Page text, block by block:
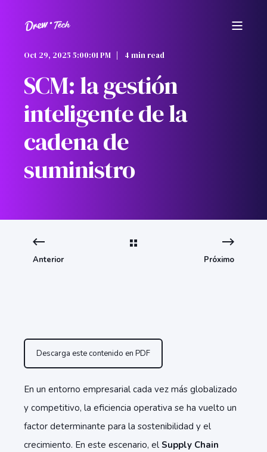
Oct 29, 2025 5:00:01 PM 4 min read
SCM: la gestión
inteligente de la
cadena de
suministro
Anterior Próximo
Descarga este contenido en PDF
En un entorno empresarial cada vez más globalizado
y competitivo, la eficiencia operativa se ha vuelto un
factor determinante para la sostenibilidad y el
crecimiento. En este escenario, el Supply Chain